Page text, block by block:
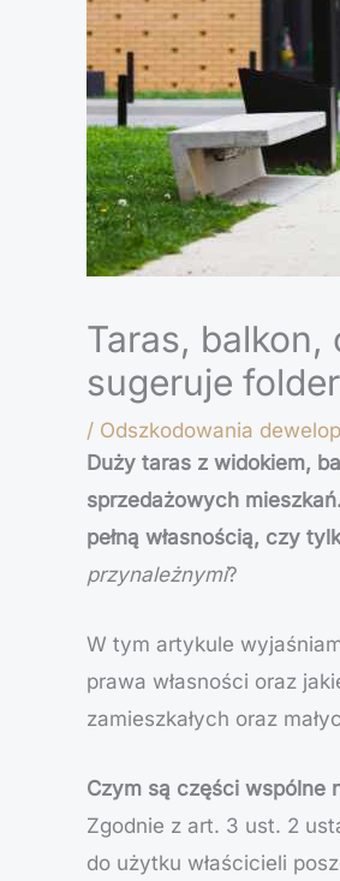
Taras,
sugeruje
/ Odszkodowania
Duży taras z widokiem,
sprzedażowych
pełną własnością, czy
przynależnymi?
W tym artykule
prawa własności oraz
zamieszkałych oraz
Czym są części wspólne
Zgodnie z art. 3 ust. 2
do użytku właścicieli